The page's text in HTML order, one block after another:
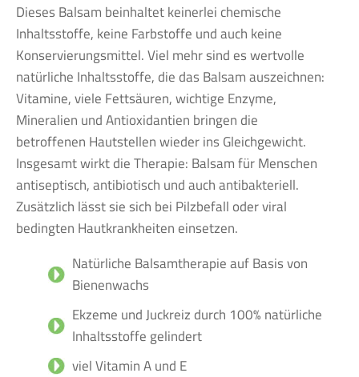
Dieses Balsam beinhaltet keinerlei chemische
Inhaltsstoffe, keine Farbstoffe und auch keine
Konservierungsmittel. Viel mehr sind es wertvolle
natürliche Inhaltsstoffe, die das Balsam auszeichnen:
Vitamine, viele Fettsäuren, wichtige Enzyme,
Mineralien und Antioxidantien bringen die
betroffenen Hautstellen wieder ins Gleichgewicht.
Insgesamt wirkt die Therapie: Balsam für Menschen
antiseptisch, antibiotisch und auch antibakteriell.
Zusätzlich lässt sie sich bei Pilzbefall oder viral
bedingten Hautkrankheiten einsetzen.
Natürliche Balsamtherapie auf Basis von
Bienenwachs
Ekzeme und Juckreiz durch 100% natürliche
Inhaltsstoffe gelindert
viel Vitamin A und E